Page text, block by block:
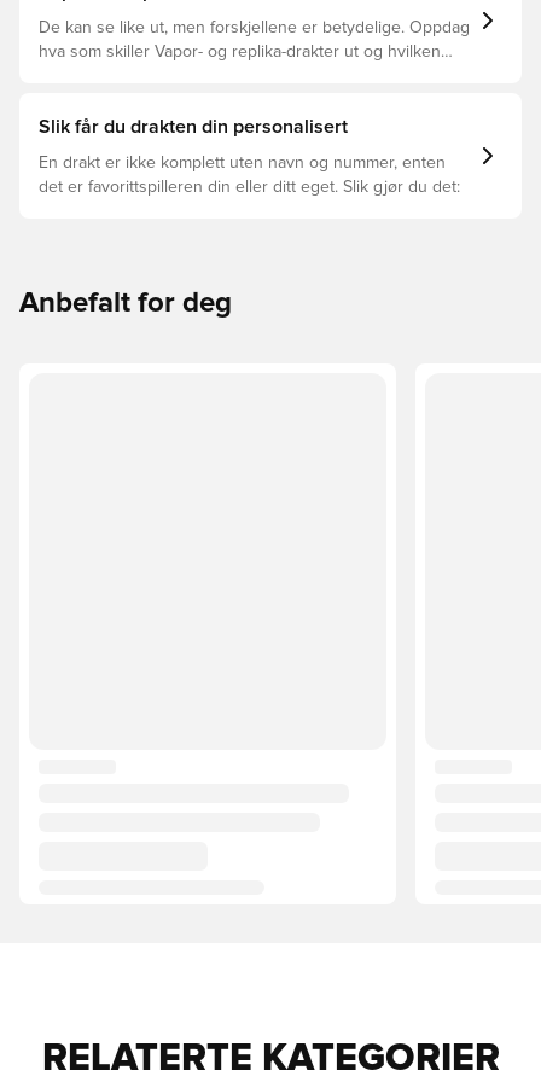
De kan se like ut, men forskjellene er betydelige. Oppdag
hva som skiller Vapor- og replika-drakter ut og hvilken
Slik får du drakten din personalisert
En drakt er ikke komplett uten navn og nummer, enten
det er favorittspilleren din eller ditt eget. Slik gjør du det:
Anbefalt for deg
RELATERTE KATEGORIER